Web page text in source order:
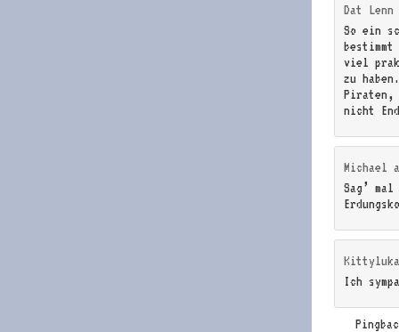
Dat Lenn
So ein
viel
zu
Piraten,
nicht
Michael
Sag’
Kittyluka
Ich